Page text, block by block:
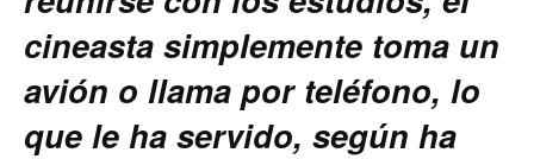
cineasta simplemente toma un
avión o llama por teléfono, lo
que le ha servido, según ha